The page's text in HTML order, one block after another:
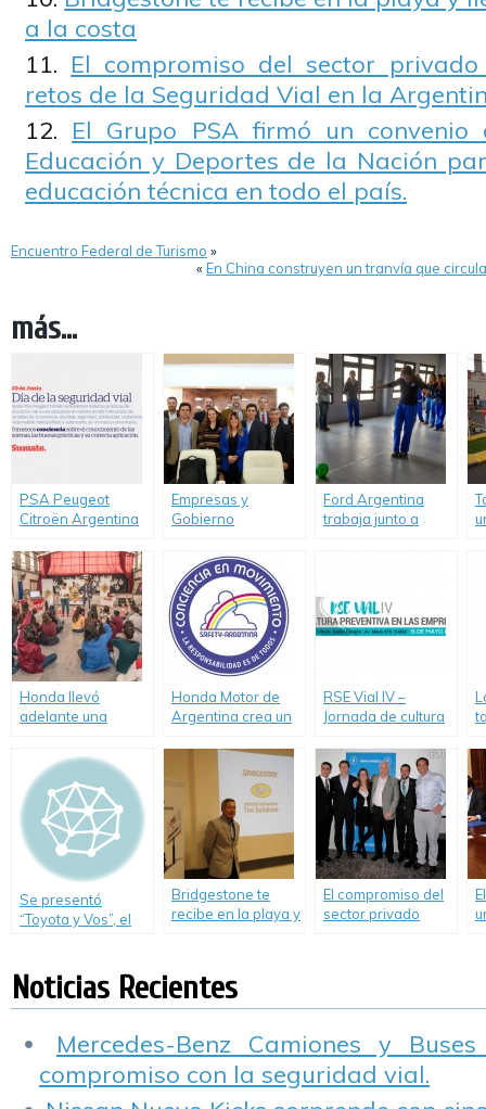
a la costa
El compromiso del sector
retos de la Seguridad Vial en la
El Grupo PSA firmó un
Educación y Deportes de la Nación
educación técnica en todo el país.
Encuentro Federal de Turismo »
«En China construyen un tranvía que
más...
PSA Peugeot
Citroën Argentina
Seguridad Vial y
refuerza su
compromiso
Empresas y
Gobierno
experiencias de
RSE y Seguridad
Vial
Ford Argentina
trabaja junto a
programas de
educación y
concientización
Honda llevó
adelante una
Pacto Vial
Honda Motor de
Argentina crea un
departamento
dedicado a la
Seguridad Vial
RSE Vial IV –
Jornada de cultura
empresas
Se presentó
“Toyota y Vos”, el
nuevo público y
formato.
Bridgestone te
recibe en la playa y
El compromiso del
sector privado
Noticias Recientes
Mercedes-Benz Camiones y
compromiso con la seguridad vial.